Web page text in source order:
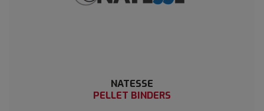
NATESSE
PELLET BINDERS